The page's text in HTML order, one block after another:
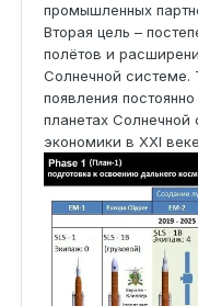
промышленных
Вторая цель –
полётов и
Солнечной системе.
появления
планетах
экономики в XXI